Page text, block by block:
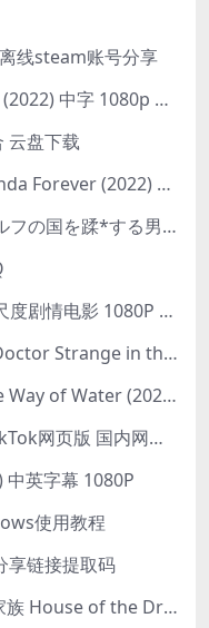
线steam账号分享
史前星球 Prehistoric Planet (2022) 中字 1080p 高清 阿里云盘 2022.5.27已更新全集
云盘下载
黑豹2 Black Panther: Wakanda Forever (2022) 高清版
OVA巨*エルフ母娘催*#1エルフの国を蹂*する男。汚された女王と姫
B级文件 B컷 (2022) 韩国大尺度剧情电影 1080P 中字
奇异博士2：疯狂多元宇宙 Doctor Strange in the Multiverse of Madness (2022) 高清版1080p
阿凡达：水之道 Avatar: The Way of Water (2022) 1080p 2k 4k 中文字幕
ProxiTok 开源国际版抖音TikTok网页版 国内网络直连
英字幕 1080P
使用教程
享链接提取码
HBO 权力的游戏前传 龙之家族 House of the Dragon (2022) 中字 1080P 更新4集